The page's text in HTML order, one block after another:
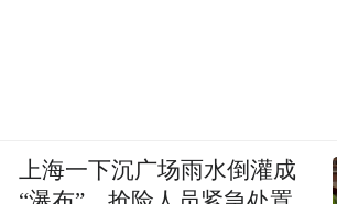
上海一下沉广场雨水倒灌成